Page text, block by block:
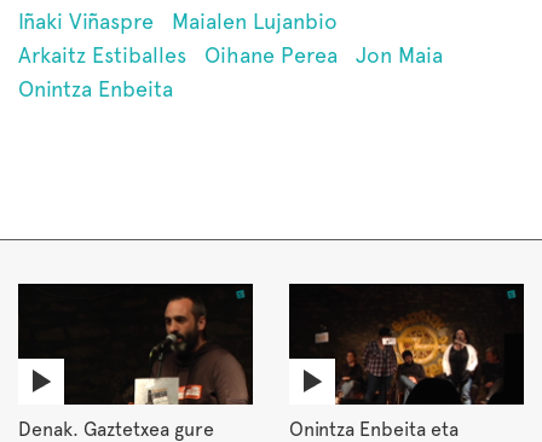
Iñaki Viñaspre
Maialen Lujanbio
Arkaitz Estiballes
Oihane Perea
Jon Maia
Onintza Enbeita
Denak. Gaztetxea gure
Onintza Enbeita eta